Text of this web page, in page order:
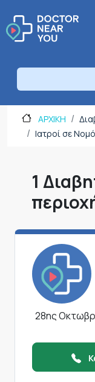
ΑΡΧΙΚΗ
Ιατροί σε
1
28ης